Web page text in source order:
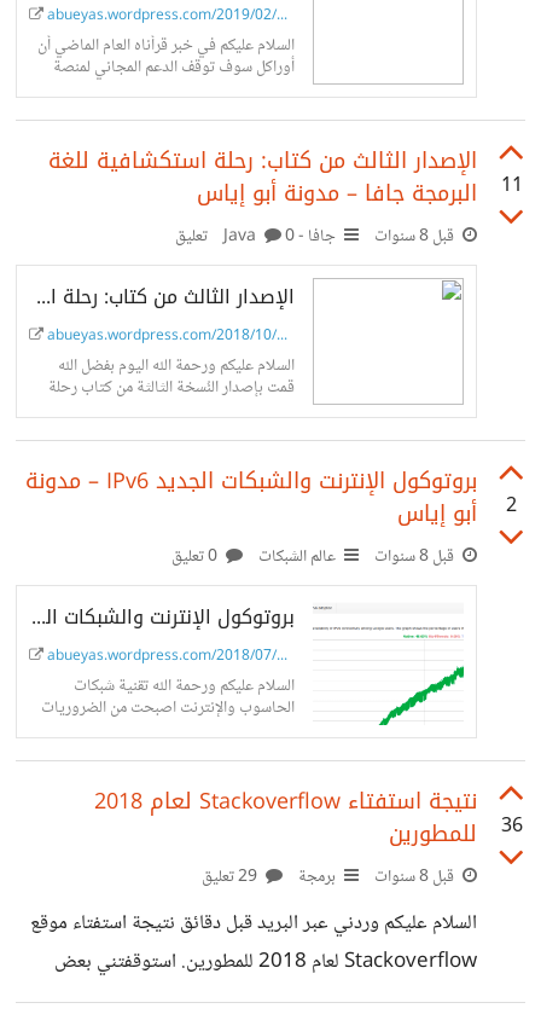
حسبنا به السرعات، لكن اﻵن المقارنة كانت لاستخدام الموارد
حيث واجهنا مشكلة لاستهلاك جافا للموارد وعدم استقرارها في
جانب خدمات الويب، وقد كتبت
abueyas.wordpress.com/2019/02/09/oracl...
السلام عليكم في خبر قرأناه العام الماضي أن
أوراكل سوف توقف الدعم المجاني لمنصة
جافا بداية عام 2019 وسوف تقدم دعم
11
اﻹصدار الثالث من كتاب: رحلة استكشافية للغة
البرمجة جافا – مدونة أبو إياس
قبل 8 سنوات جافا - Java0 تعليق
اﻹصدار الثالث من كتاب: رحلة استكشافية للغة البرمجة جافا
abueyas.wordpress.com/2018/10/02/java-...
السلام عليكم ورحمة الله اليوم بفضل الله
قمت بإصدار النُسخة الثالثة من كتاب رحلة
جديد…
2
بروتوكول اﻹنترنت والشبكات الجديد IPv6 – مدونة
أبو إياس
قبل 8 سنوات عالم الشبكات
بروتوكول اﻹنترنت والشبكات الجديد IPv6
abueyas.wordpress.com/2018/07/13/ipv6
السلام عليكم ورحمة الله تقنية شبكات
الحاسوب واﻹنترنت اصبحت من الضروريات
بواسطة شبكة …
36
نتيجة استفتاء Stackoverflow لعام 2018
للمطورين
قبل 8 سنوات برمجة
السلام عليكم وردني عبر البريد قبل دقائق نتيجة استفتاء موقع
Stackoverflow لعام 2018 للمطورين. استوقفتني بعض
نتائج هذا الاستفتاء فاحببت أن اشاركها معكم، وهي: 1. النسبة